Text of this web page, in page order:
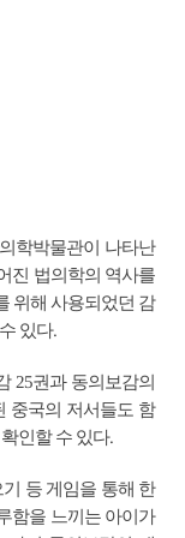
학박물관이 나타난
진 법의학의 역사를
위해 사용되었던 감
있다.
25권과 동의보감의
중국의 저서들도 함
인할 수 있다.
등 게임을 통해 한
함을 느끼는 아이가